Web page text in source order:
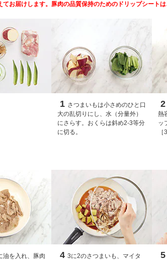
お届けします。豚肉の品質保持のためのドリップシートは
1 さつまいもは小さめのひと口
大の乱切りにし、水（分量外）
にさらす。おくらは斜め2-3等分
に切る。
2
熱
ッ
油を入れ、豚肉
4 3に2のさつまいも、マイタ
5